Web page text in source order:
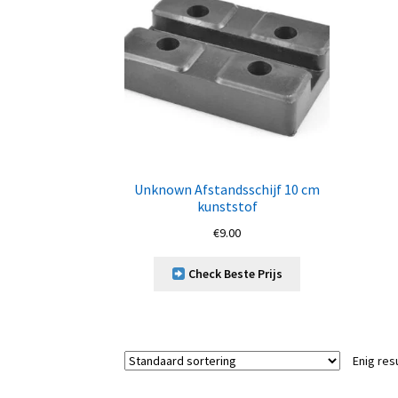
Unknown Afstandsschijf 10 cm
kunststof
€9.00
Check Beste Prijs
Enig